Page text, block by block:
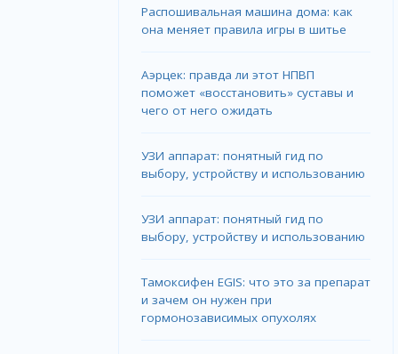
Распошивальная машина дома: как
она меняет правила игры в шитье
Аэрцек: правда ли этот НПВП
поможет «восстановить» суставы и
чего от него ожидать
УЗИ аппарат: понятный гид по
выбору, устройству и использованию
УЗИ аппарат: понятный гид по
выбору, устройству и использованию
Тамоксифен EGIS: что это за препарат
и зачем он нужен при
гормонозависимых опухолях